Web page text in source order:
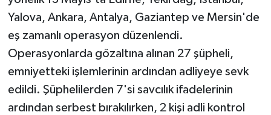
Yalova, Ankara, Antalya, Gaziantep ve Mersin'de
eş zamanlı operasyon düzenlendi.
Operasyonlarda gözaltına alınan 27 şüpheli,
emniyetteki işlemlerinin ardından adliyeye sevk
edildi. Şüphelilerden 7'si savcılık ifadelerinin
ardından serbest bırakılırken, 2 kişi adli kontrol